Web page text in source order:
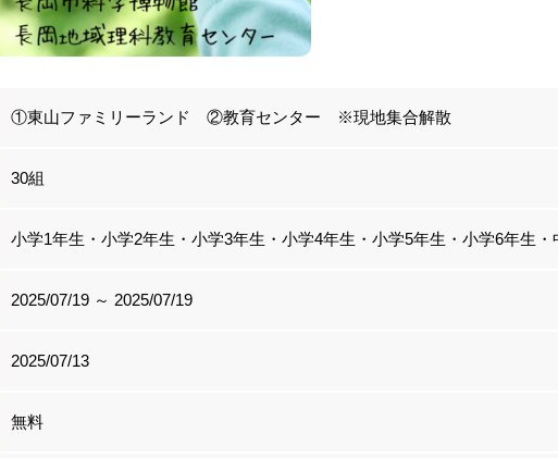
①東山ファミリーランド ②教育センター ※現地集合解散
30組
小学1年生・小学2年生・小学3年生・小学4年生・小学5年生・小学6年生
2025/07/19 ～ 2025/07/19
2025/07/13
無料